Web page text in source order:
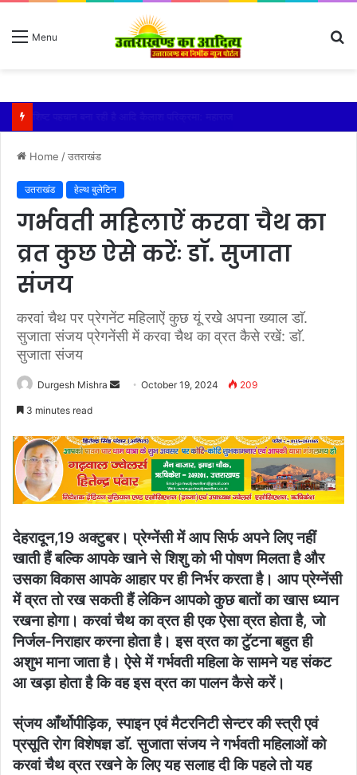
Menu
Home /उतराखंड
उतराखंड हेल्थ बुलेटिन
गर्भवती महिलाऐं करवा चैथ का
व्रत कुछ ऐसे करेंः डाॅ. सुजाता
संजय
करवां चैथ पर प्रेगनेंट महिलाऐं कुछ यूं रखेे अपना ख्याल डाॅ.
सुजाता संजय प्रेगनेंसी में करवा चैथ का व्रत कैसे रखें: डाॅ.
सुजाता संजय
Durgesh Mishra
SendOctober 19, 2024 209
3 minutes read
देहरादून,19 अक्टुबर। प्रेग्नेंसी में आप सिर्फ अपने लिए नहीं
खाती हैं बल्कि आपके खाने से शिशु को भी पोषण मिलता है और
उसका विकास आपके आहार पर ही निर्भर करता है। आप प्रेग्नेंसी
में व्रत तो रख सकती हैं लेकिन आपको कुछ बातों का खास ध्यान
रखना होगा। करवां चैथ का व्रत ही एक ऐसा व्रत होता है, जो
निर्जल-निराहार करना होता है। इस व्रत का टॅुटना बहुत ही
अशुभ माना जाता है। ऐसे में गर्भवती महिला के सामने यह संकट
आ खड़ा होता है कि वह इस व्रत का पालन कैसे करें।
स्ंजय आँर्थोपीड़िक, स्पाइन एवं मैटरनिटी सेन्टर की स्त्री एवं
प्रसूति रोग विशेषज्ञ डाॅ. सुजाता संजय ने गर्भवती महिलाओं को
करवां चैथ व्रत रखने के लिए यह सलाह दी कि पहले तो यह